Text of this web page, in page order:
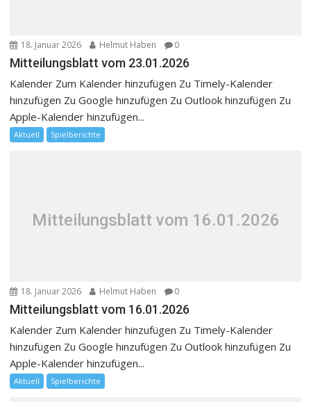
18. Januar 2026 Helmut Haben 0
Mitteilungsblatt vom 23.01.2026
Kalender Zum Kalender hinzufügen Zu Timely-Kalender
hinzufügen Zu Google hinzufügen Zu Outlook hinzufügen Zu
Apple-Kalender hinzufügen...
Aktuell Spielberichte
Mitteilungsblatt vom 16.01.2026
18. Januar 2026 Helmut Haben 0
Mitteilungsblatt vom 16.01.2026
Kalender Zum Kalender hinzufügen Zu Timely-Kalender
hinzufügen Zu Google hinzufügen Zu Outlook hinzufügen Zu
Apple-Kalender hinzufügen...
Aktuell Spielberichte